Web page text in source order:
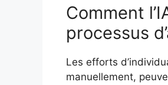
Comment
processus
Les efforts
manuellement,